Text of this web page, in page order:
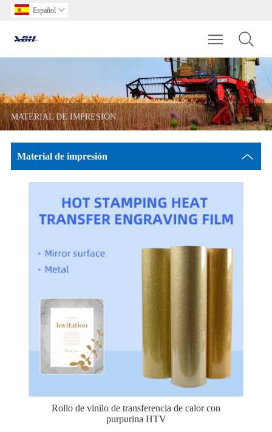
Español 
Toggle
MATERIAL DE IMPRESIÓN
Material de impresión
Rollo de vinilo de transferencia de calor con
purpurina HTV